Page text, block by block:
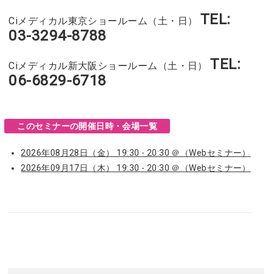
Ciメディカル東京ショールーム（土・日） TEL:
03-3294-8788
Ciメディカル新大阪ショールーム（土・日） TEL:
06-6829-6718
このセミナーの開催日時・会場一覧
2026年08月28日（金） 19:30 - 20:30 ＠（Webセミナー）
2026年09月17日（木） 19:30 - 20:30 ＠（Webセミナー）